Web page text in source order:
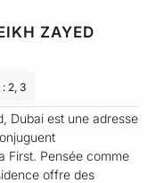
ZAYED
2, 3
Dubai est une adresse
First. Pensée comme
offre des